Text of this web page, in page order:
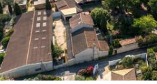
Camping Lacanau
Camping Soulac sur Mer
Camping Vendays-
Camping Les Landes
Camping Biscarrosse